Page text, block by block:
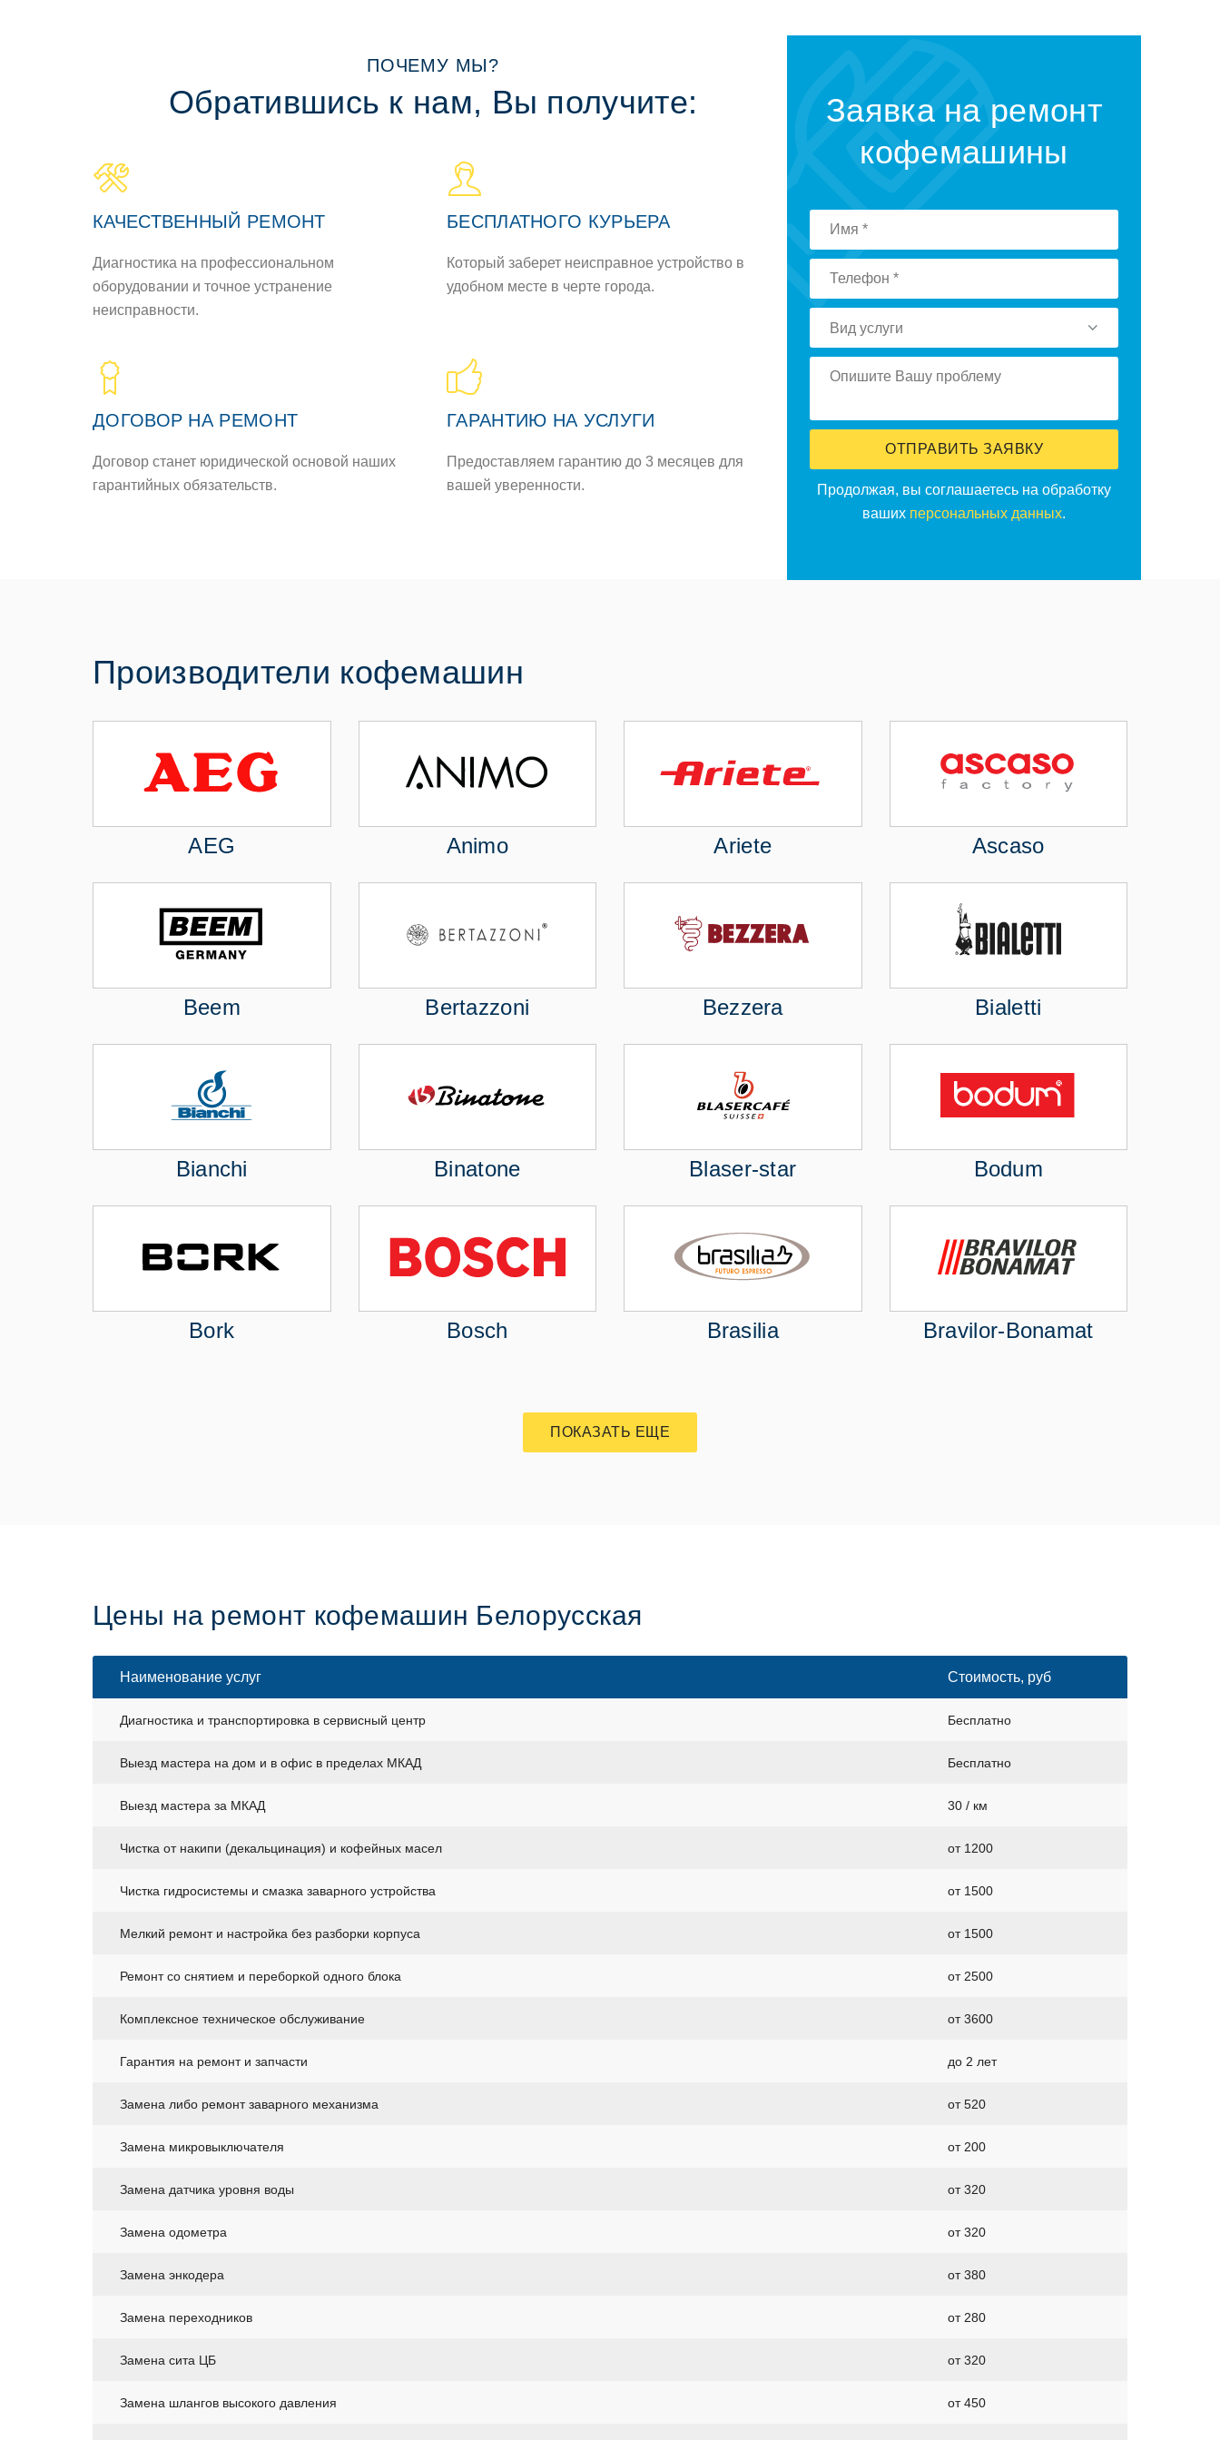
ПОЧЕМУ МЫ?
Обратившись к нам, Вы получите:
КАЧЕСТВЕННЫЙ РЕМОНТ
Диагностика на профессиональном
оборудовании и точное устранение
неисправности.
БЕСПЛАТНОГО КУРЬЕРА
Который заберет неисправное устройство в
удобном месте в черте города.
ДОГОВОР НА РЕМОНТ
Договор станет юридической основой наших
гарантийных обязательств.
ГАРАНТИЮ НА УСЛУГИ
Предоставляем гарантию до 3 месяцев для
вашей уверенности.
Заявка на ремонт
кофемашины
Вид услуги
ОТПРАВИТЬ ЗАЯВКУ
Продолжая, вы соглашаетесь на обработку
ваших персональных данных.
Производители кофемашин
AEG Animo Ariete Ascaso
Beem Bertazzoni Bezzera Bialetti
Bianchi Binatone Blaser-star Bodum
Bork Bosch Brasilia Bravilor-Bonamat
ПОКАЗАТЬ ЕЩЕ
Цены на ремонт кофемашин Белорусская
Наименование услуг Стоимость, руб
Диагностика и транспортировка в сервисный центр Бесплатно
Выезд мастера на дом и в офис в пределах МКАД Бесплатно
Выезд мастера за МКАД 30 / км
Чистка от накипи (декальцинация) и кофейных масел от 1200
Чистка гидросистемы и смазка заварного устройства от 1500
Мелкий ремонт и настройка без разборки корпуса от 1500
Ремонт со снятием и переборкой одного блока от 2500
Комплексное техническое обслуживание от 3600
Гарантия на ремонт и запчасти до 2 лет
Замена либо ремонт заварного механизма от 520
Замена микровыключателя от 200
Замена датчика уровня воды от 320
Замена одометра от 320
Замена энкодера от 380
Замена переходников от 280
Замена сита ЦБ от 320
Замена шлангов высокого давления от 450